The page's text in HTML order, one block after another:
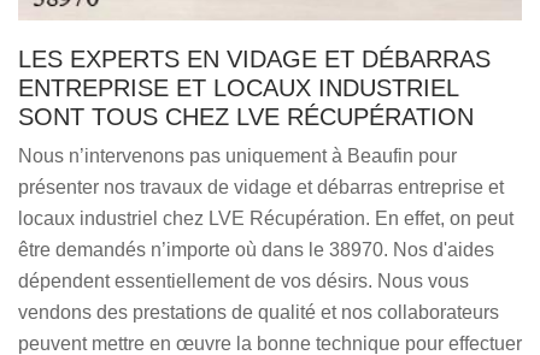
LES EXPERTS EN VIDAGE ET DÉBARRAS
ENTREPRISE ET LOCAUX INDUSTRIEL
SONT TOUS CHEZ LVE RÉCUPÉRATION
Nous n’intervenons pas uniquement à Beaufin pour
présenter nos travaux de vidage et débarras entreprise et
locaux industriel chez LVE Récupération. En effet, on peut
être demandés n’importe où dans le 38970. Nos d'aides
dépendent essentiellement de vos désirs. Nous vous
vendons des prestations de qualité et nos collaborateurs
peuvent mettre en œuvre la bonne technique pour effectuer